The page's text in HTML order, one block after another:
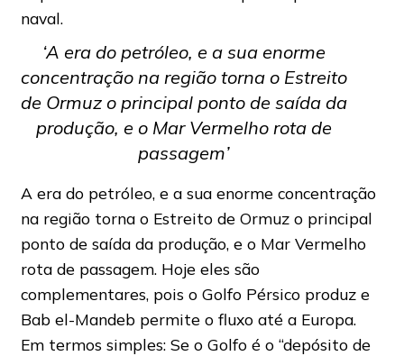
naval.
‘A era do petróleo, e a sua enorme
concentração na região torna o Estreito
de Ormuz o principal ponto de saída da
produção, e o Mar Vermelho rota de
passagem’
A era do petróleo, e a sua enorme concentração
na região torna o Estreito de Ormuz o principal
ponto de saída da produção, e o Mar Vermelho
rota de passagem. Hoje eles são
complementares, pois o Golfo Pérsico produz e
Bab el-Mandeb permite o fluxo até a Europa.
Em termos simples: Se o Golfo é o “depósito de